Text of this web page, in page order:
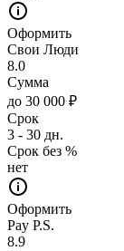
Оформить
Свои Люди
8.0
Сумма
до 30 000 ₽
Срок
3 - 30 дн.
Срок без %
нет
Оформить
Pay P.S.
8.9